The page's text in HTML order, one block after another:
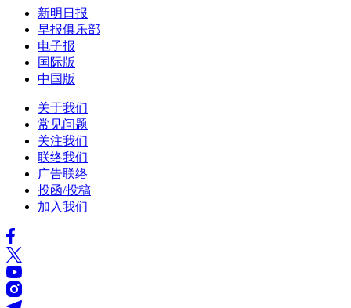
新明日报
早报俱乐部
电子报
国际版
中国版
关于我们
常见问题
关注我们
联络我们
广告联络
投函/投稿
加入我们